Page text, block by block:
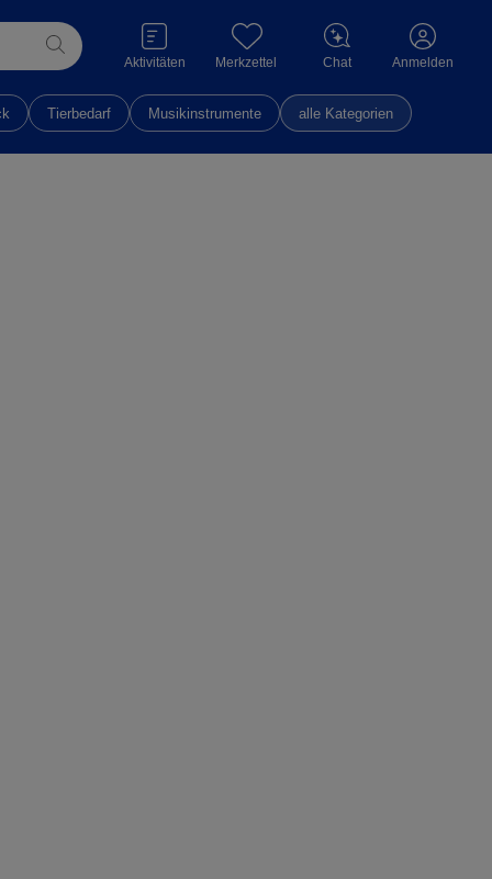
Aktivitäten Merkzettel Chat Anmelden
Tierbedarf Musikinstrumente alle Kategorien